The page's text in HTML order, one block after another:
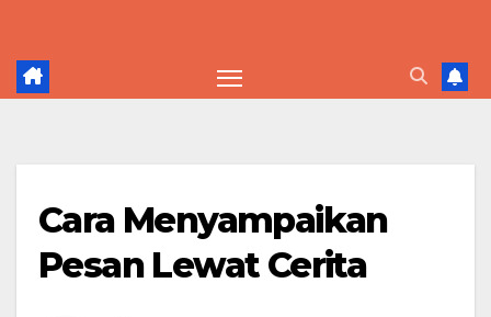
content
Cara Menyampaikan
Pesan Lewat Cerita